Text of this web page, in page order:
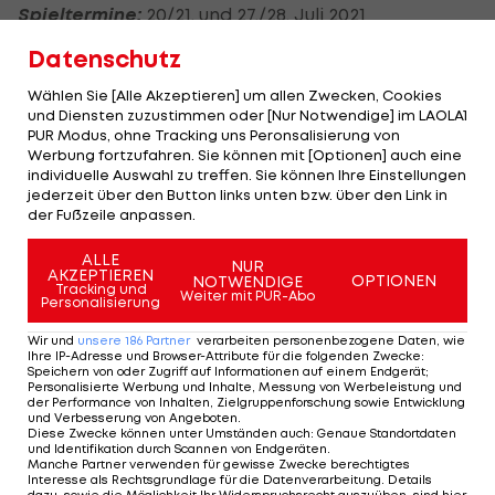
Spieltermine: 20/21. und 27./28. Juli 2021
Auslosung:15. Juni 2021
SK STURM GRAZ
Die Grazer blicken auf eine erfolgreiche
Bundesliga-Saison zurück, schnupperten noch kurz
an Platz zwei, können aber mit Platz drei sehr
zufrieden sein. Dieser berechtigt die Ilzer-Truppe
zur Teilnahme am Europa-League-Playoff. Mit nur
einem gewonnenen K.o.-Duell könnten die
"Blackies" somit die EL-Gruppenphase fixieren
oder aber in die Conference League "abrutschen".
Bewerbs-Einstieg:Playoff zur Europa League
Spieltermine:19. und 26. August 2021
Datenschutz
Wählen Sie [Alle Akzeptieren] um allen Zwecken, Cookies
und Diensten zuzustimmen oder [Nur Notwendige] im LAOLA1
PUR Modus, ohne Tracking uns Peronsalisierung von
Werbung fortzufahren. Sie können mit [Optionen] auch eine
individuelle Auswahl zu treffen. Sie können Ihre Einstellungen
jederzeit über den Button links unten bzw. über den Link in
der Fußzeile anpassen.
ALLE
AKZEPTIEREN
Tracking und
Personalisierung
NUR
NOTWENDIGE
Weiter mit PUR-Abo
OPTIONEN
Wir und unsere 186 Partner verarbeiten personenbezogene Daten, wie
Ihre IP-Adresse und Browser-Attribute für die folgenden Zwecke:
Speichern von oder Zugriff auf Informationen auf einem Endgerät;
Personalisierte Werbung und Inhalte, Messung von Werbeleistung und
der Performance von Inhalten, Zielgruppenforschung sowie Entwicklung
und Verbesserung von Angeboten
Diese Zwecke können unter Umständen auch: Genaue Standortdaten
und Identifikation durch Scannen von Endgeräten
Manche Partner verwenden für gewisse Zwecke berechtigtes
Interesse als Rechtsgrundlage für die Datenverarbeitung. Details